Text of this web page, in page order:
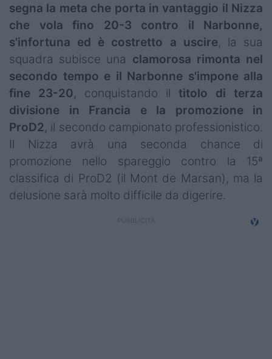
Serie A Elite
Campionati
Serie A
Serie B
Serie C
Femminile
Giovanili
Coppa Italia
segna la meta che porta in vantaggio il Nizza
che vola fino 20-3 contro il Narbonne,
s'infortuna ed è costretto a uscire, la sua
squadra subisce una clamorosa rimonta nel
secondo tempo e il Narbonne s'impone alla
fine 23-20, conquistando il titolo di terza
divisione in Francia e la promozione in
ProD2, il secondo campionato professionistico.
Il Nizza avrà una seconda chance di
promozione nello spareggio contro la 15ª
classifica di ProD2 (il Mont de Marsan), ma la
delusione sarà molto difficile da digerire.